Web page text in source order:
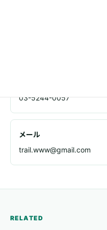
03-5244-0057
メール
trail.www@gmail.com
RELATED